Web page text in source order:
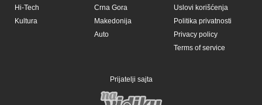
Hi-Tech
Kultura
Crna Gora
Makedonija
Auto
Uslovi korišćenja
Politika privatnosti
Privacy policy
Terms of service
Prijatelji sajta